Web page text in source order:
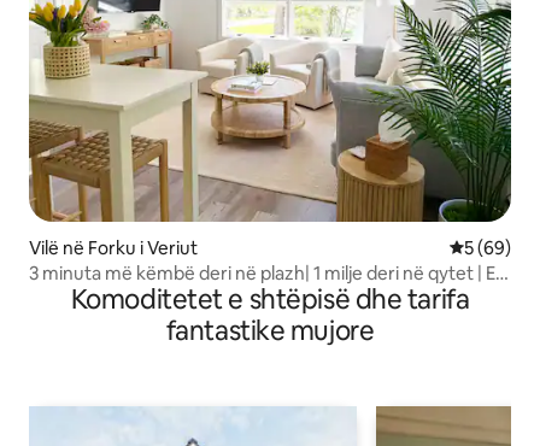
Vilë në Forku i Veriut Vlerësimi
5 (69)
3 minuta më këmbë deri në plazh| 1 milje deri në qytet | E
përshtatshme për familje
Komoditetet e shtëpisë dhe tarifa
fantastike mujore